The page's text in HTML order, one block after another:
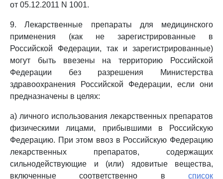
от 05.12.2011 N 1001.
9. Лекарственные препараты для медицинского
применения (как не зарегистрированные в
Российской Федерации, так и зарегистрированные)
могут быть ввезены на территорию Российской
Федерации без разрешения Министерства
здравоохранения Российской Федерации, если они
предназначены в целях:
а) личного использования лекарственных препаратов
физическими лицами, прибывшими в Российскую
Федерацию. При этом ввоз в Российскую Федерацию
лекарственных препаратов, содержащих
сильнодействующие и (или) ядовитые вещества,
включенные соответственно в список